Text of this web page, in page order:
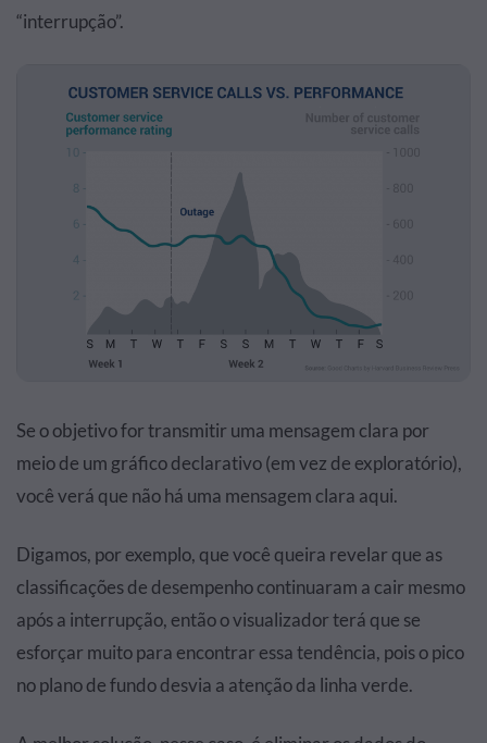
“interrupção”.
Se o objetivo for transmitir uma mensagem clara por
meio de um gráfico declarativo (em vez de exploratório),
você verá que não há uma mensagem clara aqui.
Digamos, por exemplo, que você queira revelar que as
classificações de desempenho continuaram a cair mesmo
após a interrupção, então o visualizador terá que se
esforçar muito para encontrar essa tendência, pois o pico
no plano de fundo desvia a atenção da linha verde.